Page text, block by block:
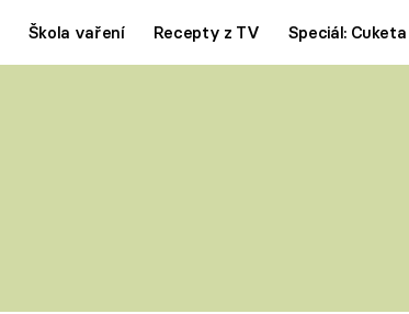
Škola vaření Recepty z TV Speciál: Cuketa